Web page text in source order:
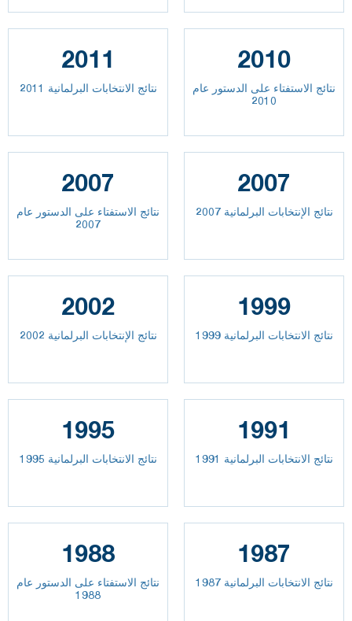
2011
نتائج الانتخابات البرلمانية 2011
2010
نتائج الاستفتاء على الدستور عام
2010
2007
نتائج الاستفتاء على الدستور عام
2007
2007
نتائج الإنتخابات البرلمانية 2007
2002
نتائج الإنتخابات البرلمانية 2002
1999
نتائج الانتخابات البرلمانية 1999
1995
نتائج الانتخابات البرلمانية 1995
1991
نتائج الانتخابات البرلمانية 1991
1988
نتائج الاستفتاء على الدستور عام
1988
1987
نتائج الانتخابات البرلمانية 1987